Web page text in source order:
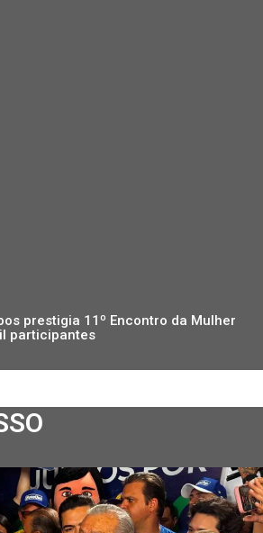
prestigia 11º Encontro da Mulher
participantes